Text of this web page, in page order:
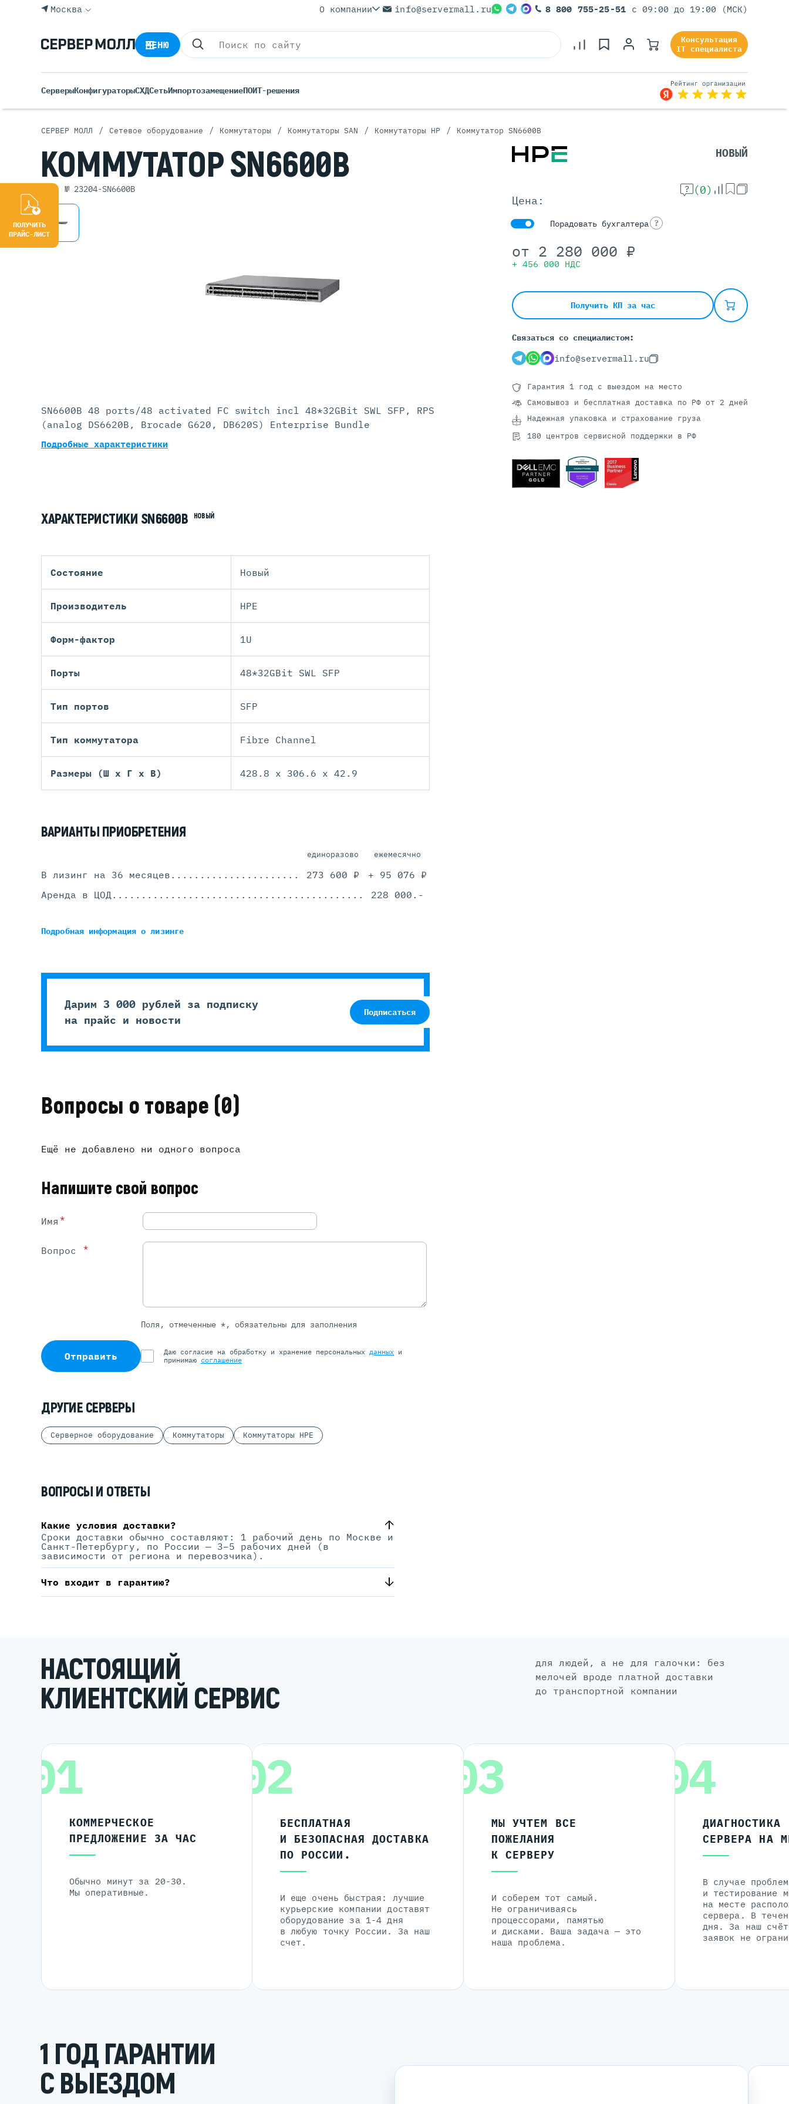
Rack Серверы
Tower Серверы
Серверы Для Виртуализации
Серверы Для ИИ
Серверы DELL
Серверы С GPU
С GPU AMD
С GPU Huawei Ascend
С 4 GPU
С 8 GPU
Москва О компании info@servermall.ru 8 800 755-25-51 с 09:00 до 19:00 (МСК)
МЕНЮ
Консультация
IT специалиста
СерверыКонфигураторыСХДСетьИмпортозамещениеПОИТ-решения
СЕРВЕР МОЛЛ / Сетевое оборудование / Коммутаторы / Коммутаторы SAN / Коммутаторы HP / Коммутатор SN6600B
КОММУТАТОРSN6600B
арт. № 23204-SN6600B
НОВЫЙ
(0)
Цена:
Порадовать бухгалтера ?
от 2 280 000 ₽
+ 456 000 НДС
Получить КП за час
Связаться со специалистом:
info@servermall.ru
Гарантия 1 год с выездом на место
Самовывоз и бесплатная доставка по РФ от 2 дней
Надежная упаковка и страхование груза
180 центров сервисной поддержки в РФ
SN6600B 48 ports/48 activated FC switch incl 48*32GBit SWL SFP, RPS
(analog DS6620B, Brocade G620, DB620S) Enterprise Bundle
Подробные характеристики
ХАРАКТЕРИСТИКИ SN6600B НОВЫЙ
Состояние Новый
Производитель HPE
Форм-фактор 1U
Порты 48*32GBit SWL SFP
Тип портов SFP
Тип коммутатора Fibre Channel
Размеры (Ш х Г х В) 428.8 x 306.6 x 42.9
ВАРИАНТЫ ПРИОБРЕТЕНИЯ
единоразово ежемесячно
В лизинг на 36 месяцев ....................................................................................
273 600 ₽
+ 95 076 ₽
Аренда в ЦОД....................................................................................
228 000.-
Подробная информацияо лизинге
Дарим 3 000 рублей за подписку
на прайс и новости
Подписаться
Вопросы о товаре (0)
Ещё не добавлено ни одного вопроса
Напишите свой вопрос
Имя *
Вопрос *
Поля, отмеченные *, обязательны для заполнения
Отправить Даю согласие на обработку и хранение персональных данных и
принимаю соглашение
ДРУГИЕ СЕРВЕРЫ
Серверное оборудование Коммутаторы Коммутаторы HPE
ВОПРОСЫ И ОТВЕТЫ
Какие условия доставки?
Сроки доставки обычно составляют: 1 рабочий день по Москве и
Санкт-Петербургу, по России — 3–5 рабочих дней (в
зависимости от региона и перевозчика).
Что входит в гарантию?
НАСТОЯЩИЙ
КЛИЕНТСКИЙ СЕРВИС
для людей, а не для галочки: без
мелочей вроде платной доставки
до транспортной компании
01
КОММЕРЧЕСКОЕ
ПРЕДЛОЖЕНИЕ ЗА ЧАС
Обычно минут за 20-30.
Мы оперативные.
02
БЕСПЛАТНАЯ
И БЕЗОПАСНАЯ ДОСТАВКА
ПО РОССИИ.
И еще очень быстрая: лучшие
курьерские компании доставят
оборудование за 1-4 дня
в любую точку России. За наш
счет.
03
МЫ УЧТЕМ ВСЕ
ПОЖЕЛАНИЯ
К СЕРВЕРУ
И соберем тот самый.
Не ограничиваясь
процессорами, памятью
и дисками. Ваша задача — это
наша проблема.
04
ДИАГНОСТИКА
СЕРВЕРА НА
В случае
и тестирование
на месте
сервера. В
дня. За наш
заявок не
1 ГОД ГАРАНТИИ
С ВЫЕЗДОМ
ПОЛУЧИТЬ
ПРАЙС-ЛИСТ